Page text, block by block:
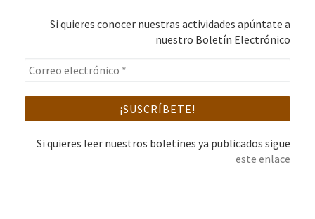
Si quieres conocer nuestras actividades apúntate a
nuestro Boletín Electrónico
Si quieres leer nuestros boletines ya publicados sigue
este enlace